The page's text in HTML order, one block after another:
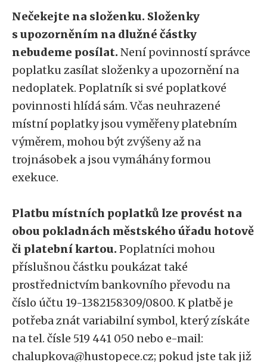
Nečekejte na složenku. Složenky
s upozorněním na dlužné částky
nebudeme posílat.Není povinností správce
poplatku zasílat složenky a upozornění na
nedoplatek. Poplatník si své poplatkové
povinnosti hlídá sám. Včas neuhrazené
místní poplatky jsou vyměřeny platebním
výměrem, mohou být zvýšeny až na
trojnásobek a jsou vymáhány formou
exekuce.
Platbu místních poplatků lze provést na
obou pokladnách městského úřadu hotově
či platební kartou.Poplatníci mohou
příslušnou částku poukázat také
prostřednictvím bankovního převodu na
číslo účtu 19-1382158309/0800. K platbě je
potřeba znát variabilní symbol, který získáte
na tel. čísle 519 441 050 nebo e-mail:
chalupkova@hustopece.cz; pokud jste tak již